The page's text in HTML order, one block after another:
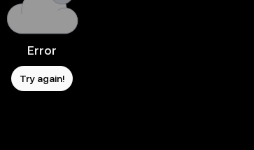
Error
Try again!